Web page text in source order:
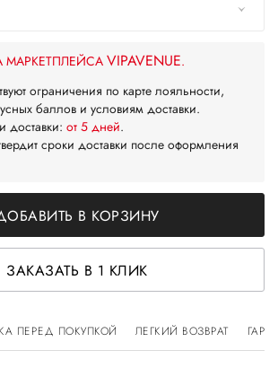
МАРКЕТПЛЕЙСА VIPAVENUE.
ограничения по карте лояльности,
баллов и условиям доставки.
доставки: от 5 дней.
сроки доставки после оформления
В КОРЗИНУ
ЗАКАЗАТЬ В 1 КЛИК
ПЕРЕД ПОКУПКОЙ ЛЕГКИЙ ВОЗВРАТ